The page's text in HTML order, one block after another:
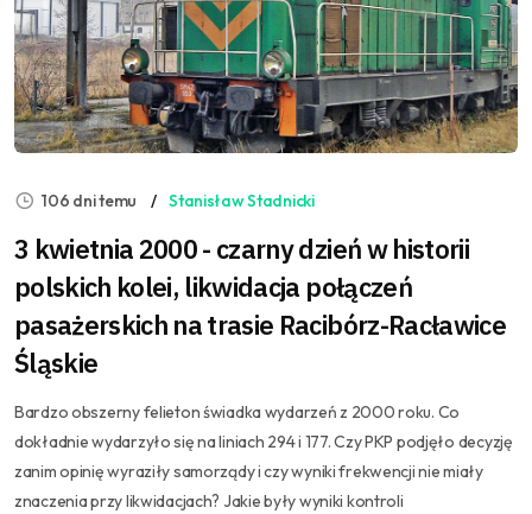
106 dni temu Stanisław Stadnicki
3 kwietnia 2000 - czarny dzień w historii
polskich kolei, likwidacja połączeń
pasażerskich na trasie Racibórz-Racławice
Śląskie
Bardzo obszerny felieton świadka wydarzeń z 2000 roku. Co
dokładnie wydarzyło się na liniach 294 i 177. Czy PKP podjęło decyzję
zanim opinię wyraziły samorządy i czy wyniki frekwencji nie miały
znaczenia przy likwidacjach? Jakie były wyniki kontroli